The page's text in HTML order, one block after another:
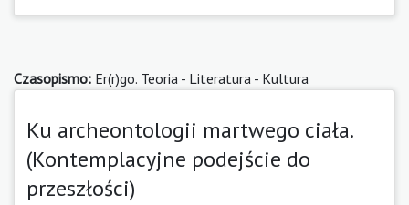
Czasopismo: Er(r)go. Teoria - Literatura - Kultura
Ku archeontologii martwego ciała.
(Kontemplacyjne podejście do
przeszłości)